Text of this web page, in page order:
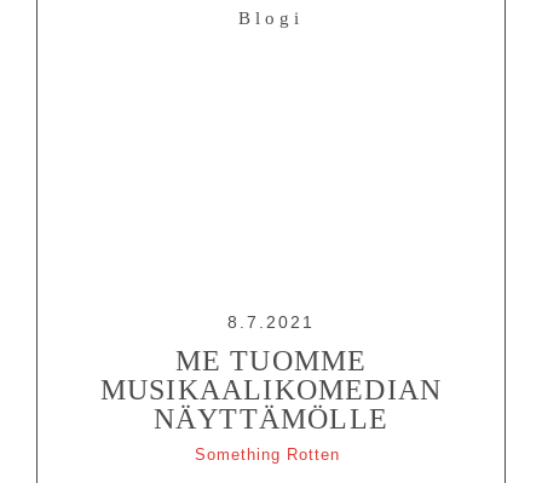
Blogi
8.7.2021
ME TUOMME
MUSIKAALIKOMEDIAN
NÄYTTÄMÖLLE
Something Rotten